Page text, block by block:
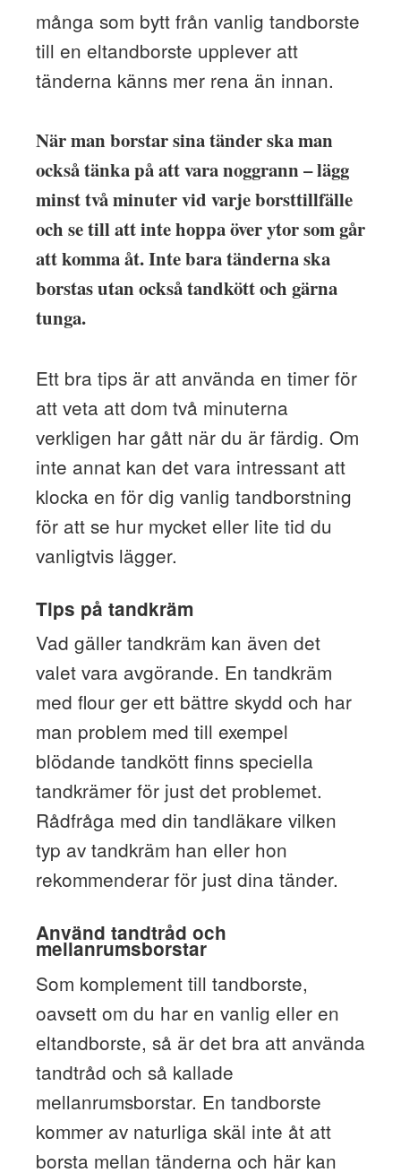
många som bytt från vanlig tandborste
till en eltandborste upplever att
tänderna känns mer rena än innan.
När man borstar sina tänder ska man
också tänka på att vara noggrann – lägg
minst två minuter vid varje borsttillfälle
och se till att inte hoppa över ytor som går
att komma åt. Inte bara tänderna ska
borstas utan också tandkött och gärna
tunga.
Ett bra tips är att använda en timer för
att veta att dom två minuterna
verkligen har gått när du är färdig. Om
inte annat kan det vara intressant att
klocka en för dig vanlig tandborstning
för att se hur mycket eller lite tid du
vanligtvis lägger.
Tips på tandkräm
Vad gäller tandkräm kan även det
valet vara avgörande. En tandkräm
med flour ger ett bättre skydd och har
man problem med till exempel
blödande tandkött finns speciella
tandkrämer för just det problemet.
Rådfråga med din tandläkare vilken
typ av tandkräm han eller hon
rekommenderar för just dina tänder.
Använd tandtråd och
mellanrumsborstar
Som komplement till tandborste,
oavsett om du har en vanlig eller en
eltandborste, så är det bra att använda
tandtråd och så kallade
mellanrumsborstar. En tandborste
kommer av naturliga skäl inte åt att
borsta mellan tänderna och här kan